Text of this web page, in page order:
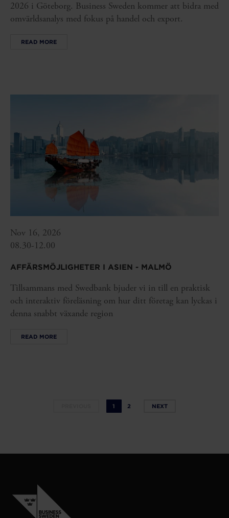
2026 i Göteborg. Business Sweden kommer att bidra med
omvärldsanalys med fokus på handel och export.
READ MORE
Nov 16, 2026
08.30-12.00
AFFÄRSMÖJLIGHETER I ASIEN - MALMÖ
Tillsammans med Swedbank bjuder vi in till en praktisk
och interaktiv föreläsning om hur ditt företag kan lyckas i
denna snabbt växande region
READ MORE
1 2 NEXT